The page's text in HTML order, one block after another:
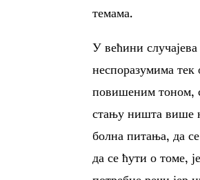
темама.
У већини
неспоразумима тек
повишеним тоном,
стању ништа више
болна питања, да
да се ћути о томе,